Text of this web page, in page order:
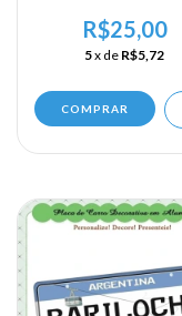
- Bariloche
R$25,00
5x de R$5,72
COMPRAR